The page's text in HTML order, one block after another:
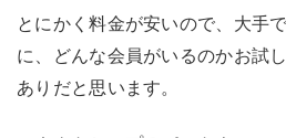
とにかく料金が安いので、大手
に、どんな会員がいるのかお試
ありだと思います。